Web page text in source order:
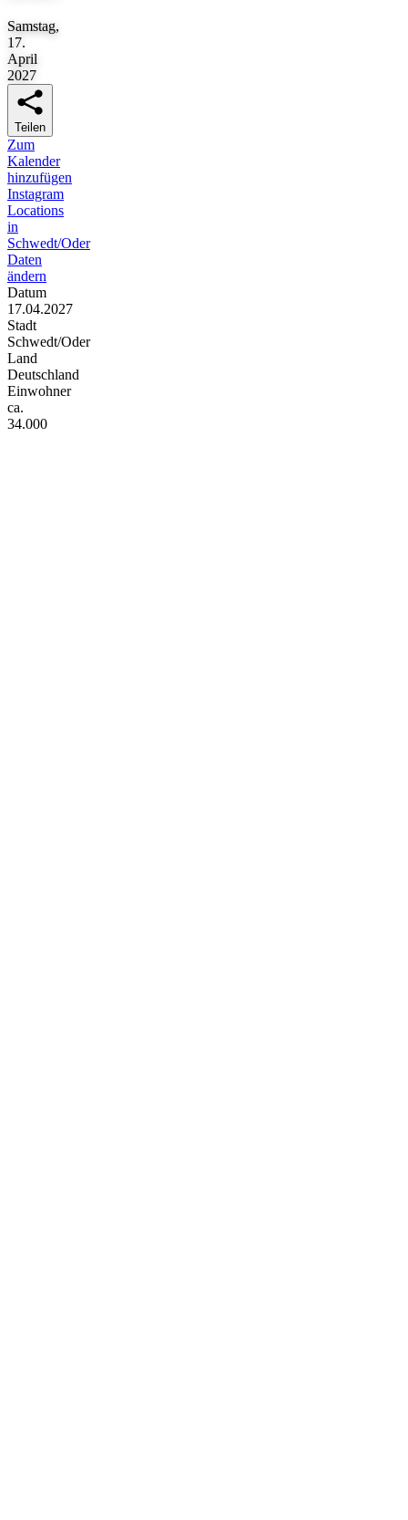
Samstag,
17.
April
2027
Teilen
Zum
Kalender
hinzufügen
Instagram
Locations
in
Schwedt/Oder
Daten
ändern
Datum
17.04.2027
Stadt
Schwedt/Oder
Land
Deutschland
Einwohner
ca.
34.000